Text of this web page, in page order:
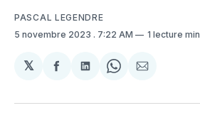
PASCAL LEGENDRE
5 novembre 2023 . 7:22 AM 1 lecture min
𝕏
Partager
Facebook
Partager
LinkedIn
Share
WhatsApp
Partager
Courriel